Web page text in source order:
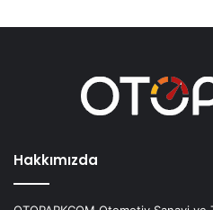
Hakkımızda